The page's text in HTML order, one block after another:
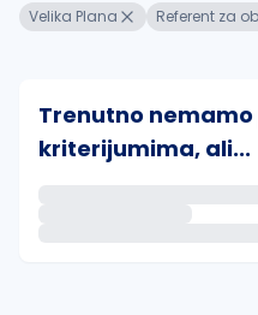
Velika Plana Referent za
Trenutno
kriterijumima, ali...